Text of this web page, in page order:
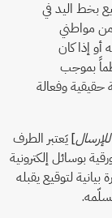
بخط اليد في
مواطني
إذا كان
بموجب
حقيقية وفعالة
] يَعتبر الطرف
بوسائل إلكترونية
لتوقيع يقبله